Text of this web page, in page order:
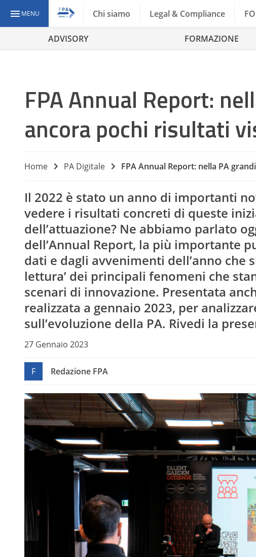
MENU Chi siamo Legal & Compliance
ADVISORY FORMAZIONE
FPA Annual Report:
ancora pochi risultati
Home PA Digitale FPA Annual Report: nella PA
Il 2022 è stato un anno di importanti
vedere i risultati concreti di queste
dell’attuazione? Ne abbiamo parlato
dell’Annual Report, la più importante
dati e dagli avvenimenti dell’anno che
lettura’ dei principali fenomeni che
scenari di innovazione. Presentata
realizzata a gennaio 2023, per
sull’evoluzione della PA. Rivedi la
27 Gennaio 2023
F Redazione FPA